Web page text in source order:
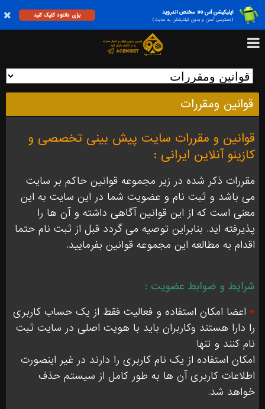
اپلیکیشن آس 90 مختص اندروید
(دسترسی آسان و بدون فیلترشکن به سایت)
برای دانلود کلیک کنید
قوانین ومقررات
قوانین و مقررات سایت پیش بینی تخصصی و
کازینو آنلاین ایرانی :
مقررات ذکر شده در زیر مجموعه قوانین حاکم بر سایت
می باشد و ثبت نام و عضویت شما در این سایت به این
معنی است که از این قوانین آگاهی داشته و آن ها را
پذیرفته اید. بنابراین توصیه می گردد قبل از ثبت نام حتما
اقدام به مطالعه این مجموعه قوانین بفرمایید.
شرایط و ضوابط عضویت :
* اعضا امکان استفاده و فعالیت فقط از یک حساب کاربری
را دارا هستند وکاربران باید با هویت اصلی در سایت ثبت
نام کنند و تنها
امکان استفاده از یک نام کاربری را دارند در غیر اینصورت
اطلاعات کاربری آن ها به طور کامل از سیستم حذف
خواهد شد.